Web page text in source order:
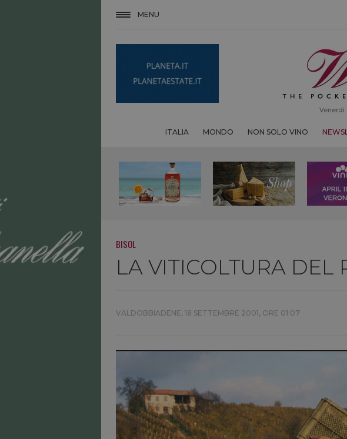
MENU
Venerdì
ITALIA MONDO NON SOLO VINO
BISOL
LA VITICOLTURA DEL
VALDOBBIADENE, 18 SETTEMBRE 2001, ORE 01:07